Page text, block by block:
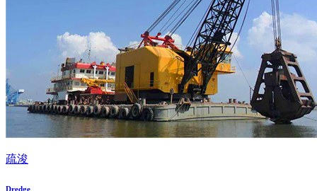
疏浚
Dredge